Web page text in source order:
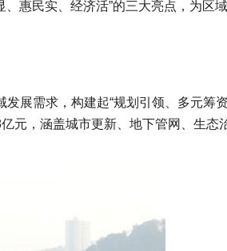
、惠民实、经济活”的三大亮点，为区
发展需求，构建起“规划引领、多元筹
元，涵盖城市更新、地下管网、生态